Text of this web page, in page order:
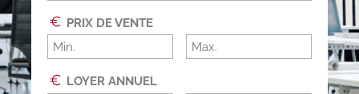
PRIX DE VENTE
LOYER ANNUEL